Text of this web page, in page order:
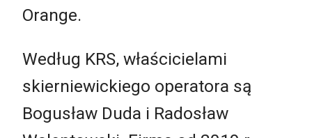
Orange.
Według KRS, właścicielami
skierniewickiego operatora są
Bogusław Duda i Radosław